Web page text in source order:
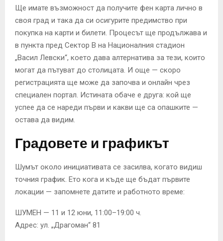
Ще имате възможност да получите фен карта лично в
своя град и така да си осигурите предимство при
покупка на карти и билети. Процесът ще продължава и
в пункта пред Сектор В на Националния стадион
„Васил Левски“, което дава алтернатива за тези, които
могат да пътуват до столицата. И още — скоро
регистрацията ще може да започва и онлайн чрез
специален портал. Истината обаче е друга: кой ще
успее да се нареди първи и какви ще са опашките —
остава да видим.
Градовете и графикът
Шумът около инициативата се засилва, когато видиш
точния график. Ето кога и къде ще бъдат първите
локации — запомнете датите и работното време:
ШУМЕН — 11 и 12 юни, 11:00–19:00 ч.
Адрес: ул. „Драгоман“ 81